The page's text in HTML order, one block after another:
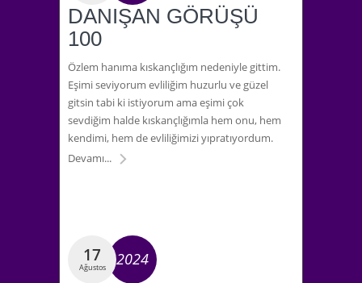
DANIŞAN GÖRÜŞÜ
100
Özlem hanıma kıskançlığım nedeniyle gittim.
Eşimi seviyorum evliliğim huzurlu ve güzel
gitsin tabi ki istiyorum ama eşimi çok
sevdiğim halde kıskançlığımla hem onu, hem
kendimi, hem de evliliğimizi yıpratıyordum.
Devamı...
17
Ağustos 2024